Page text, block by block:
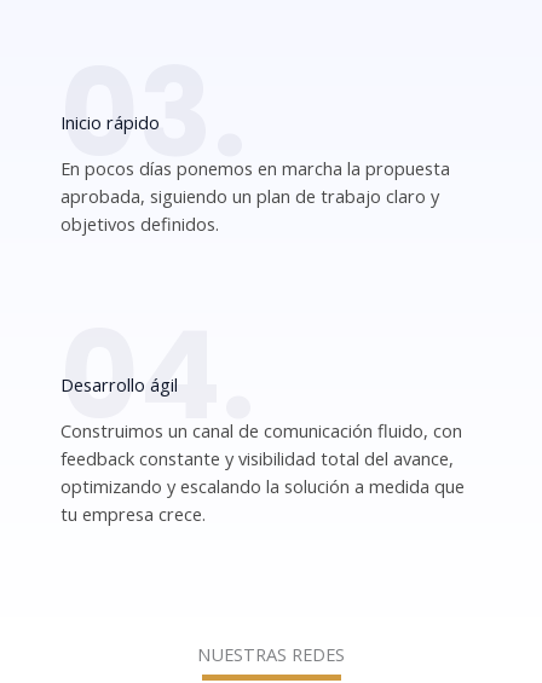
03.
Inicio rápido
En pocos días ponemos en marcha la propuesta
aprobada, siguiendo un plan de trabajo claro y
objetivos definidos.
04.
Desarrollo ágil
Construimos un canal de comunicación fluido, con
feedback constante y visibilidad total del avance,
optimizando y escalando la solución a medida que
tu empresa crece.
NUESTRAS REDES